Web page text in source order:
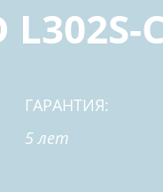
L302S-
ГАРАНТИЯ:
5 лет